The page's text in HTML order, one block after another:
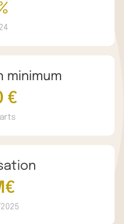
minimum
€